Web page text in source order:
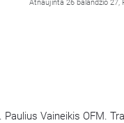
Atnaujinta 26 balandžio 27,
Vaineikis OFM.